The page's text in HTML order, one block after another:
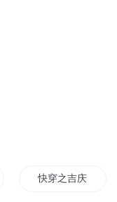
快穿之吉庆有余